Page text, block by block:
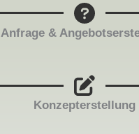
Anfrage &
Konzepterstellung